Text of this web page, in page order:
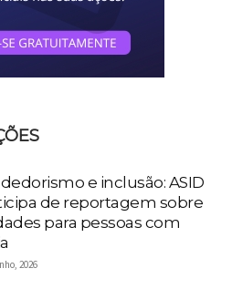
e inclusão: ASID
de reportagem sobre
para pessoas com
2026